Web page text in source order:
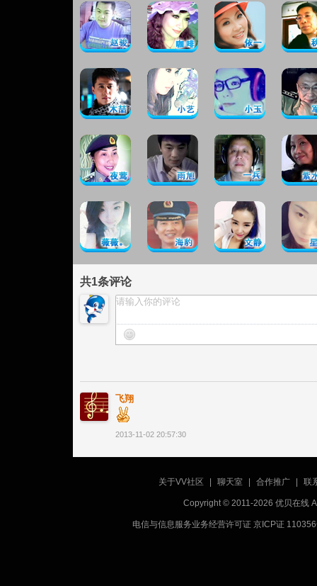
共1条评论
飞翔
2013-11-02 20:57:30
关于VV社区 聊天室 合作推广 联
Copyright © 2011-2026 优贝在线
电信与信息服务业务经营许可证 京ICP证